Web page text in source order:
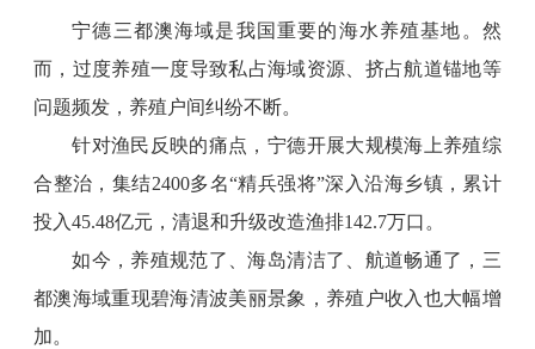
宁德三都澳海域是我国重要的海水养殖基地。然
而，过度养殖一度导致私占海域资源、挤占航道锚地等
问题频发，养殖户间纠纷不断。
针对渔民反映的痛点，宁德开展大规模海上养殖综
合整治，集结2400多名“精兵强将”深入沿海乡镇，累计
投入45.48亿元，清退和升级改造渔排142.7万口。
如今，养殖规范了、海岛清洁了、航道畅通了，三
都澳海域重现碧海清波美丽景象，养殖户收入也大幅增
加。